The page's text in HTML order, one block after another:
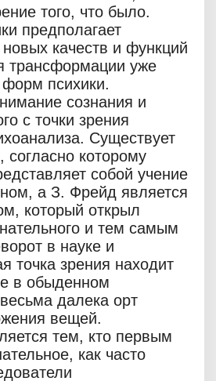
того, что было.
предполагает
качеств и функций
трансформации уже
психики.
сознания и
с точки зрения
Существует
согласно которому
собой учение
а З. Фрейд является
который открыл
и тем самым
в науке и
точка зрения находит
в обыденном
далека орт
вещей.
тем, кто первым
как часто